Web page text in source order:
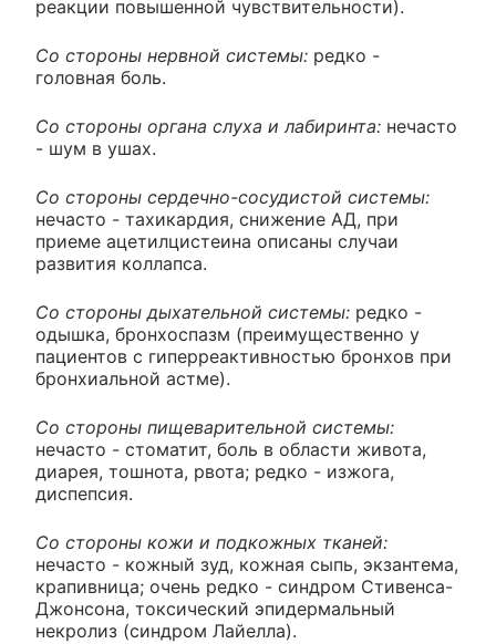
реакции повышенной чувствительности).
Со стороны нервной системы: редко -
головная боль.
Со стороны органа слуха и лабиринта: нечасто
- шум в ушах.
Со стороны сердечно-сосудистой системы:
нечасто - тахикардия, снижение АД, при
приеме ацетилцистеина описаны случаи
развития коллапса.
Со стороны дыхательной системы: редко -
одышка, бронхоспазм (преимущественно у
пациентов с гиперреактивностью бронхов при
бронхиальной астме).
Со стороны пищеварительной системы:
нечасто - стоматит, боль в области живота,
диарея, тошнота, рвота; редко - изжога,
диспепсия.
Со стороны кожи и подкожных тканей:
нечасто - кожный зуд, кожная сыпь, экзантема,
крапивница; очень редко - синдром Стивенса-
Джонсона, токсический эпидермальный
некролиз (синдром Лайелла).